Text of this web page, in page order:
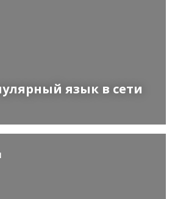
язык в сети